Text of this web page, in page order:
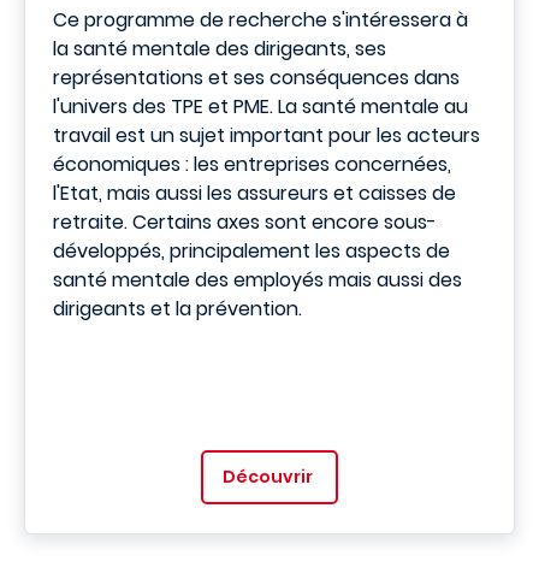
Ce programme de recherche s'intéressera à
la santé mentale des dirigeants, ses
représentations et ses conséquences dans
l'univers des TPE et PME. La santé mentale au
travail est un sujet important pour les acteurs
économiques : les entreprises concernées,
l'Etat, mais aussi les assureurs et caisses de
retraite. Certains axes sont encore sous-
développés, principalement les aspects de
santé mentale des employés mais aussi des
dirigeants et la prévention.
Découvrir